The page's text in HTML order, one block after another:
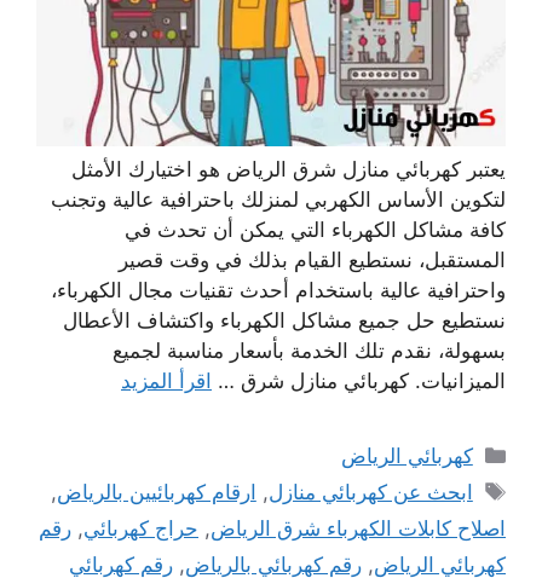
يعتبر كهربائي منازل شرق الرياض هو اختيارك الأمثل
لتكوين الأساس الكهربي لمنزلك باحترافية عالية وتجنب
كافة مشاكل الكهرباء التي يمكن أن تحدث في
المستقبل، نستطيع القيام بذلك في وقت قصير
واحترافية عالية باستخدام أحدث تقنيات مجال الكهرباء،
نستطيع حل جميع مشاكل الكهرباء واكتشاف الأعطال
بسهولة، نقدم تلك الخدمة بأسعار مناسبة لجميع
الميزانيات. كهربائي منازل شرق … اقرأ المزيد
التصنيفات
كهربائي الرياض
الوسوم
ابحث عن كهربائي منازل, ارقام كهربائيين ‫بالرياض‬,
اصلاح كابلات الكهرباء شرق الرياض, حراج كهربائي, رقم
كهربائي الرياض, رقم كهربائي بالرياض, رقم كهربائي